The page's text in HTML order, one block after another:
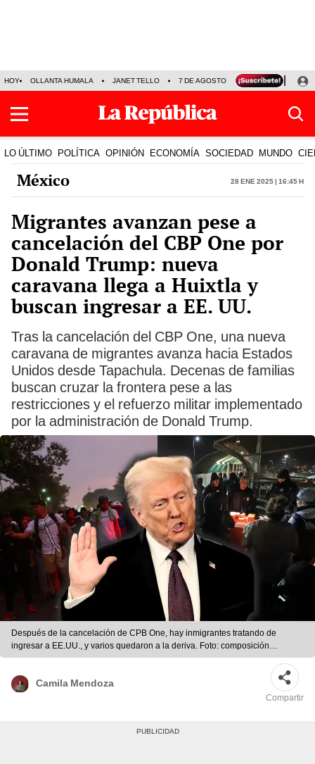
HOY OLLANTA HUMALA JANET TELLO 7 DE AGOSTO TINKA RESULTADOS
LO ÚLTIMO POLÍTICA OPINIÓN ECONOMÍA SOCIEDAD MUNDO
México 28 Ene 2025 | 16:45 h
Migrantes avanzan pese a
cancelación del CBP One por
Donald Trump: nueva
caravana llega a Huixtla y
buscan ingresar a EE. UU.
Tras la cancelación del CBP One, una nueva
caravana de migrantes avanza hacia Estados
Unidos desde Tapachula. Decenas de familias
buscan cruzar la frontera pese a las
restricciones y el refuerzo militar implementado
por la administración de Donald Trump.
Después de la cancelación de CPB One, hay inmigrantes tratando de
ingresar a EE.UU., y varios quedaron a la deriva. Foto: composición
LR/REUTERS/EFE
Camila Mendoza
Compartir